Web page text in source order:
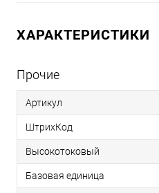
ХАРАКТЕРИСТИКИ
Прочие
Артикул
ШтрихКод
Высокотоковый
Базовая единица